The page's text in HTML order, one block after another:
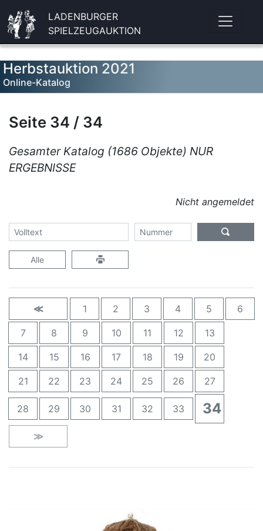
LADENBURGER
SPIELZEUGAUKTION
Herbstauktion 2021
Online-Katalog
Seite 34 / 34
Gesamter Katalog (1686 Objekte) NUR
ERGEBNISSE
Nicht angemeldet
Alle
≪ 1 2 3 4 5 6
7 8 9 10 11 12 13
14 15 16 17 18 19 20
21 22 23 24 25 26 27
28 29 30 31 32 33 34
≫